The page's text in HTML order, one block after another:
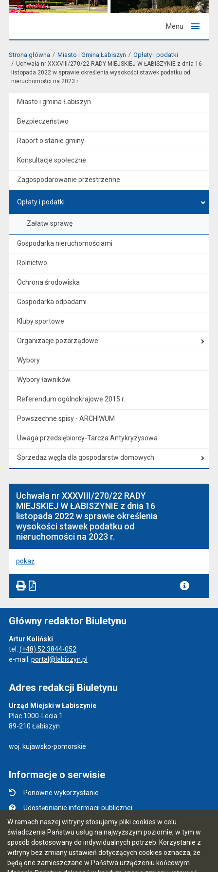
W ramach naszej witryny stosujemy pliki cookies w celu
świadczenia Państwu usług na najwyższym poziomie, w tym w
sposób dostosowany do indywidualnych potrzeb. Korzystanie z
witryny bez zmiany ustawień dotyczących cookies oznacza, że
będą one zamieszczane w Państwa urządzeniu końcowym.
Menu
Strona główna Miasto i Gmina Łabiszyn Opłaty i podatki
Uchwała nr XXXVIII/270/22 RADY MIEJSKIEJ W ŁABISZYNIE z dnia 16
listopada 2022 w sprawie określenia wysokości stawek podatku od
nieruchomości na 2023 r.
Miasto i gmina Łabiszyn
Bezpieczeństwo
Raport o stanie gminy
Konsultacje społeczne
Zagospodarowanie przestrzenne
Opłaty i podatki
Załatw sprawę
Gospodarka nieruchomościami
Rolnictwo
Ochrona środowiska
Gospodarka odpadami
Kluby sportowe
Organizacje pozarządowe
Wybory
Wybory ławników
Referendum ogólnokrajowe 2015 r.
Powszechne spisy - ARCHIWUM
Uwaga przedsiębiorcy-Tarcza Antykryzysowa
Sprzedaż węgla dla gospodarstw domowych
Uchwała nr XXXVIII/270/22 RADY
MIEJSKIEJ W ŁABISZYNIE z dnia 16
listopada 2022 w sprawie określenia
wysokości stawek podatku od
nieruchomości na 2023 r.
pokaż
Główny redaktor Biuletynu
Artur Koliński
tel: (+48) 52 3844-052
e-mail: portal@labiszyn.pl
Adres redakcji Biuletynu
Urząd Miejski w Łabiszynie
Plac 1000-Lecia 1
89-210 Łabiszyn
woj. kujawsko-pomorskie
Informacje o serwisie
Ponowne wykorzystanie
Udostępnianie informacji publicznej
Mapa serwisu
Instrukcja obsługi
Statystyki oglądalności